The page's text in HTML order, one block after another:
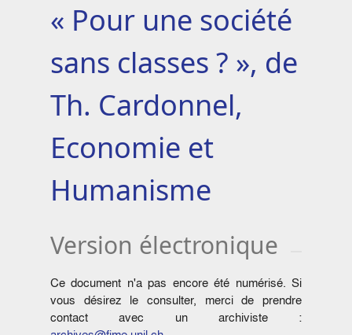
« Pour une société
sans classes ? », de
Th. Cardonnel,
Economie et
Humanisme
Version électronique
Ce document n'a pas encore été numérisé. Si
vous désirez le consulter, merci de prendre
contact avec un archiviste :